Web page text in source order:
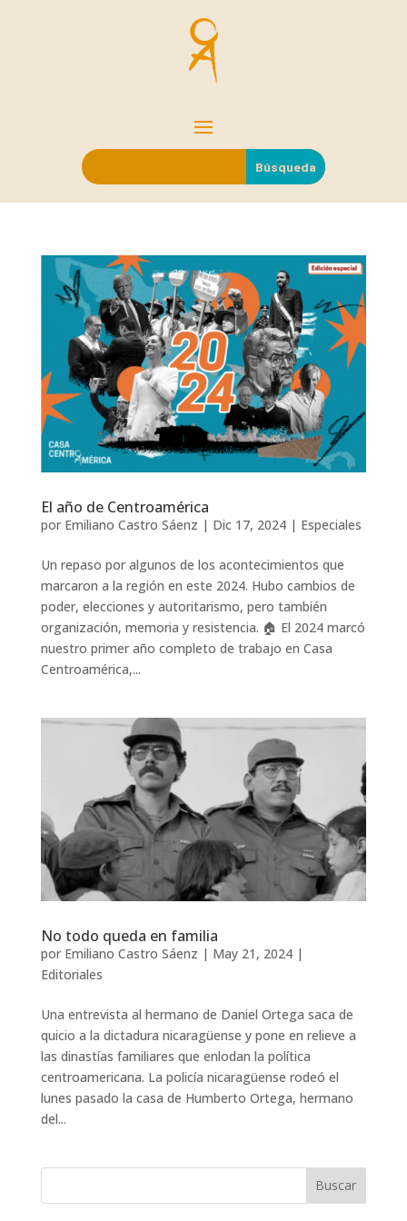
El año de Centroamérica
por Emiliano Castro Sáenz | Dic 17, 2024| Especiales
Un repaso por algunos de los acontecimientos que
marcaron a la región en este 2024. Hubo cambios de
poder, elecciones y autoritarismo, pero también
organización, memoria y resistencia. 🏠 El 2024 marcó
nuestro primer año completo de trabajo en Casa
Centroamérica,...
No todo queda en familia
por Emiliano Castro Sáenz | May 21, 2024|
Editoriales
Una entrevista al hermano de Daniel Ortega saca de
quicio a la dictadura nicaragüense y pone en relieve a
las dinastías familiares que enlodan la política
centroamericana. La policía nicaragüense rodeó el
lunes pasado la casa de Humberto Ortega, hermano
del...
Buscar